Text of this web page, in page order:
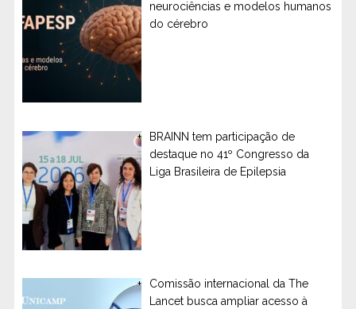
neurociências e modelos humanos
do cérebro
BRAINN tem participação de
destaque no 41º Congresso da
Liga Brasileira de Epilepsia
Comissão internacional da The
Lancet busca ampliar acesso à